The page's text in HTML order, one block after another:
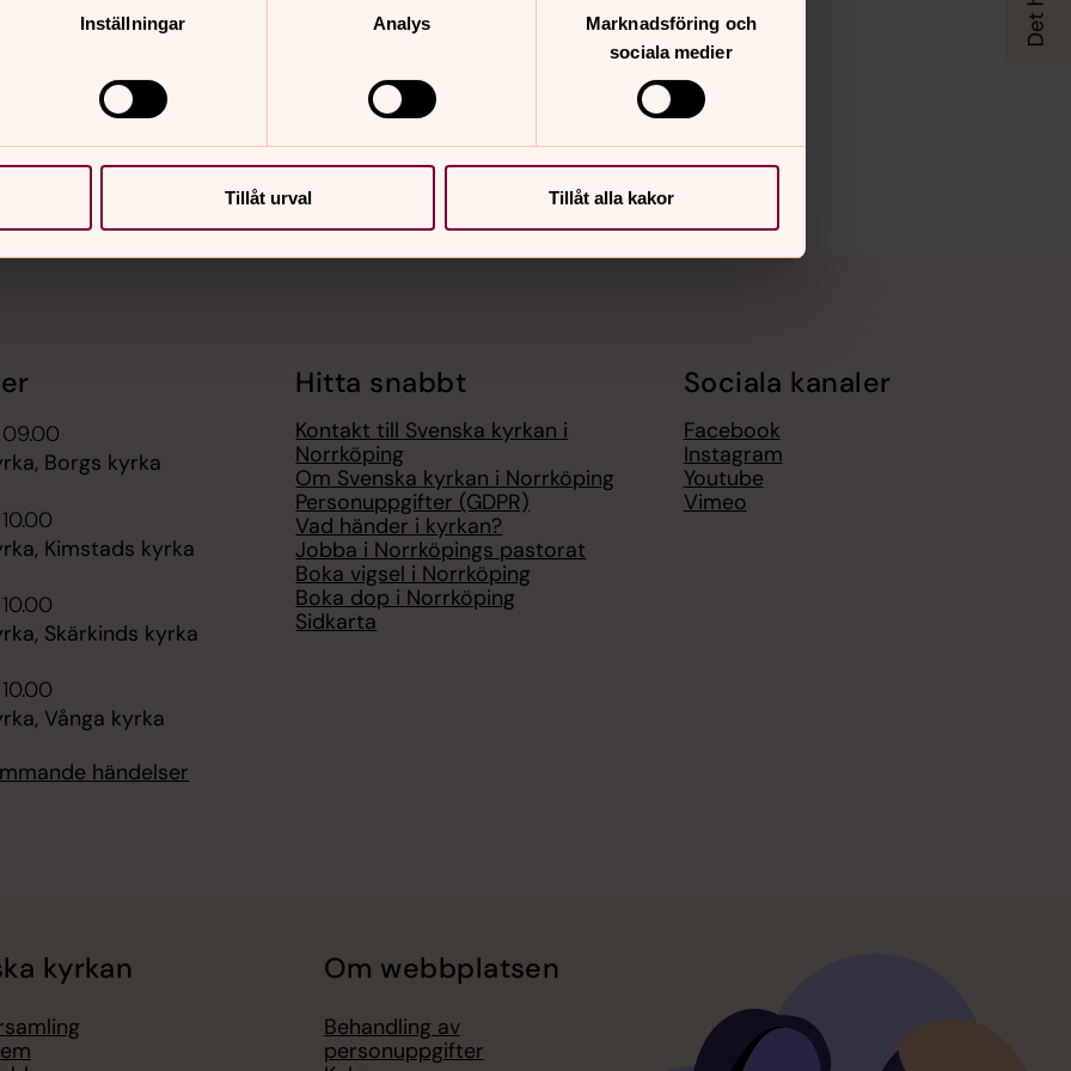
Inställningar Analys
Marknadsföring och
sociala medier
Tillåt urval Tillåt alla kakor
Borgs kyrka
Kimstads kyrka
Skärkinds kyrka
Vånga kyrka
händelser
Hitta snabbt
Kontakt till Svenska kyrkan i
Norrköping
Om Svenska kyrkan i Norrköping
Personuppgifter (GDPR)
Vad händer i kyrkan?
Jobba i Norrköpings pastorat
Boka vigsel i Norrköping
Boka dop i Norrköping
Sidkarta
Sociala kanaler
Facebook
Instagram
Youtube
Vimeo
kyrkan Om webbplatsen
Behandling av
personuppgifter